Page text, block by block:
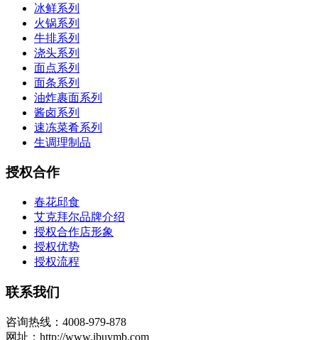
冰鲜系列
火锅系列
牛排系列
浇头系列
面点系列
面条系列
油炸裹面系列
酱卤系列
速冻菜肴系列
生调理制品
授权合作
春花邱食
艾克拜尔品牌介绍
授权合作店形象
授权优势
授权流程
联系我们
咨询热线：4008-979-878
网址：http://www.ibuymb.com